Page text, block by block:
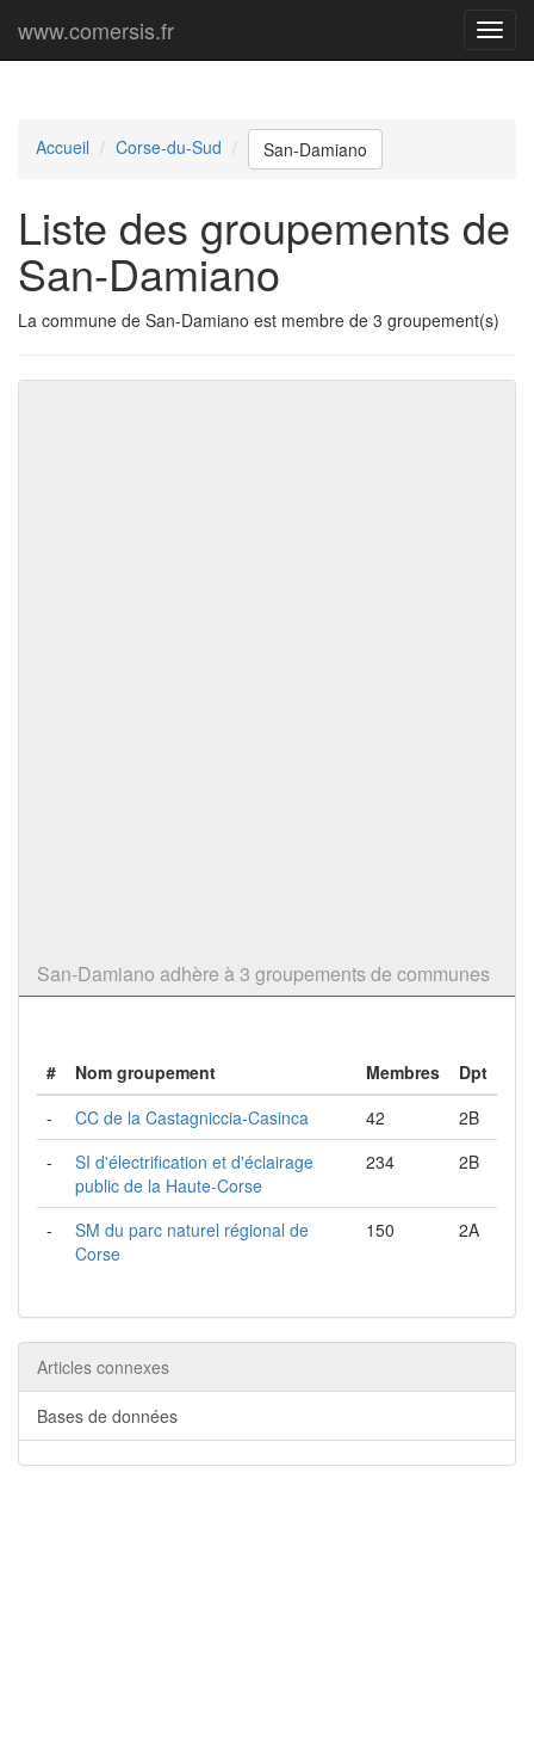
Menu
www.comersis.fr
Accueil Corse-du-Sud San-Damiano
Liste des groupements de
San-Damiano
La commune de San-Damiano est membre de 3 groupement(s)
San-Damiano adhère à 3 groupements de communes
# Nom groupement Membres
Dpt
-
CC de la Castagniccia-Casinca 42
2B
-
SI d'électrification et d'éclairage
public de la Haute-Corse
234 2B
-
SM du parc naturel régional de
Corse
150 2A
Articles connexes
Bases de données